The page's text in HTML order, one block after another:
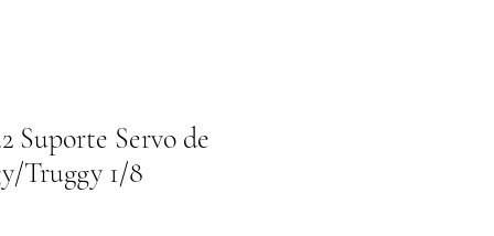
Suporte Servo de
Truggy 1/8